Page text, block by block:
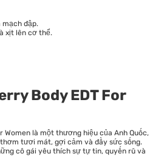
mạch đập.
xịt lên cơ thể.
Body EDT For
Women là một thương hiệu của Anh Quốc,
tươi mát, gợi cảm và đầy sức sống.
cô gái yêu thích sự tự tin, quyến rũ và